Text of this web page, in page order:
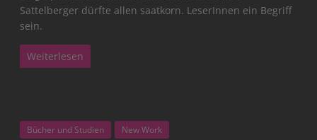
Sattelberger dürfte allen saatkorn. LeserInnen ein Begriff
sein.
Weiterlesen
Bücher und Studien New Work